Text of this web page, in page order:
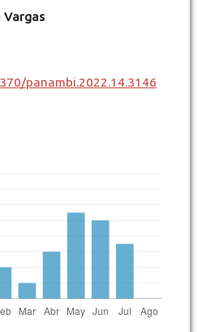
Vargas
panambi.2022.14.3146